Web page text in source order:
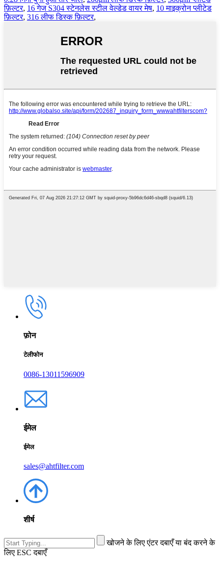
फ़िल्टर, 16 गेज S304 स्टेनलेस स्टील वेल्डेड वायर मेष, 10 माइक्रोन प्लीटेड
फ़िल्टर, 316 लीफ डिस्क फ़िल्टर,
फ़ोन
टेलीफोन
0086-13011596909
ईमेल
ईमेल
sales@ahtfilter.com
शीर्ष
खोजने के लिए एंटर दबाएँ या बंद करने के
लिए ESC दबाएँ